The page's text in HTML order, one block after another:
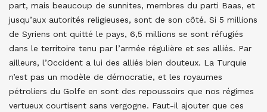
part, mais beaucoup de sunnites, membres du parti Baas, et
jusqu’aux autorités religieuses, sont de son côté. Si 5 millions
de Syriens ont quitté le pays, 6,5 millions se sont réfugiés
dans le territoire tenu par l’armée régulière et ses alliés. Par
ailleurs, l’Occident a lui des alliés bien douteux. La Turquie
n’est pas un modèle de démocratie, et les royaumes
pétroliers du Golfe en sont des repoussoirs que nos régimes
vertueux courtisent sans vergogne. Faut-il ajouter que ces